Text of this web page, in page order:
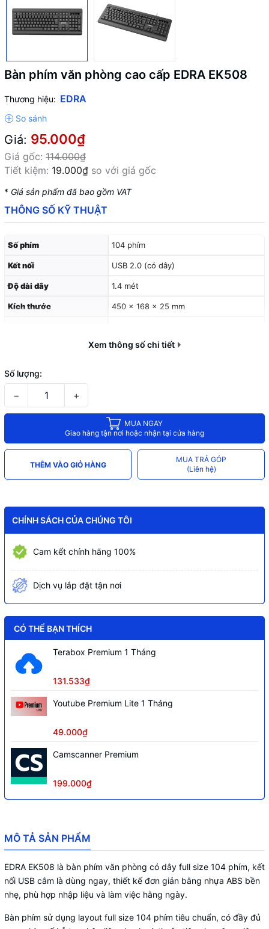
Bàn phím văn phòng cao cấp EDRA EK508
Thương hiệu: EDRA
Giá: 95.000₫
Giá gốc: 114.000₫
Tiết kiệm: 19.000₫ so với giá gốc
* Giá sản phẩm đã bao gồm VAT
THÔNG SỐ KỸ THUẬT
Số phím 104 phím
Kết nối USB 2.0 (có dây)
Độ dài dây 1.4 mét
Kích thước 450 × 168 × 25 mm
Xem thông số chi tiết
Số lượng:
− +
MUA NGAY
Giao hàng tận nơi hoặc nhận tại cửa hàng
THÊM VÀO GIỎ HÀNG
MUA TRẢ GÓP
(Liên hệ)
CHÍNH SÁCH CỦA CHÚNG TÔI
Cam kết chính hãng 100%
Dịch vụ lắp đặt tận nơi
CÓ THỂ BẠN THÍCH
Terabox Premium 1 Tháng
131.533₫
Youtube Premium Lite 1 Tháng
49.000₫
Camscanner Premium
199.000₫
MÔ TẢ SẢN PHẨM
EDRA EK508 là bàn phím văn phòng có dây full size 104 phím, kết
nối USB cắm là dùng ngay, thiết kế đơn giản bằng nhựa ABS bền
nhẹ, phù hợp nhập liệu và làm việc hằng ngày.
Bàn phím sử dụng layout full size 104 phím tiêu chuẩn, có đầy đủ